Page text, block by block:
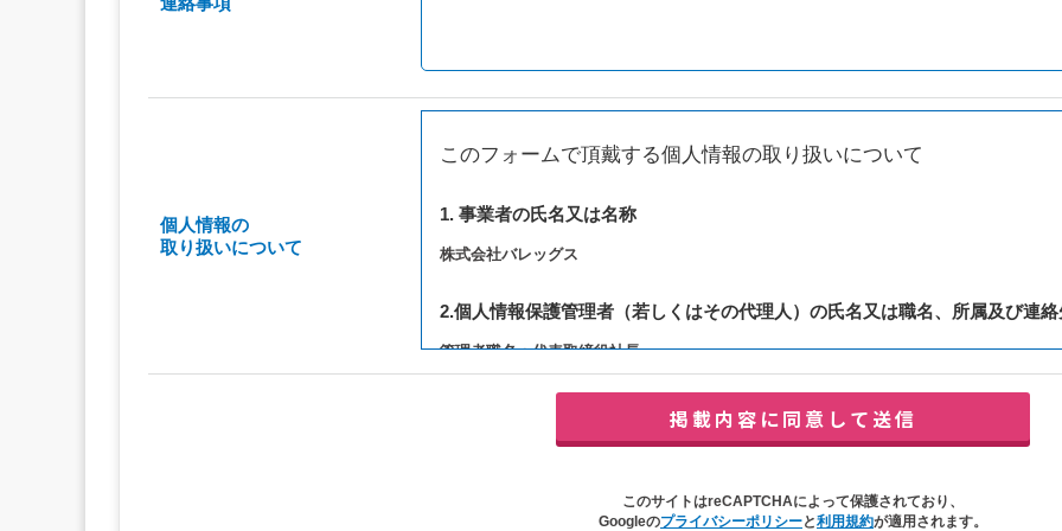
個人情報の
取り扱いについて
このフォームで頂戴する個人情報の取り扱いについて
1. 事業者の氏名又は名称
株式会社バレッグス
2.個人情報保護管理者（若しくはその代理人）の氏名又は職名、所属及び連絡
管理者職名：代表取締役社長
連絡先：privacy@balleggs.co.jp
（2）ご相談の対応（本人への連絡を含む）のため
（3）当サイトの各種サービスおよびサービスに関連した各種情報のメールによるご案内の
このサイトはreCAPTCHAによって保護されており、
Googleのプライバシーポリシーと利用規約が適用されます。